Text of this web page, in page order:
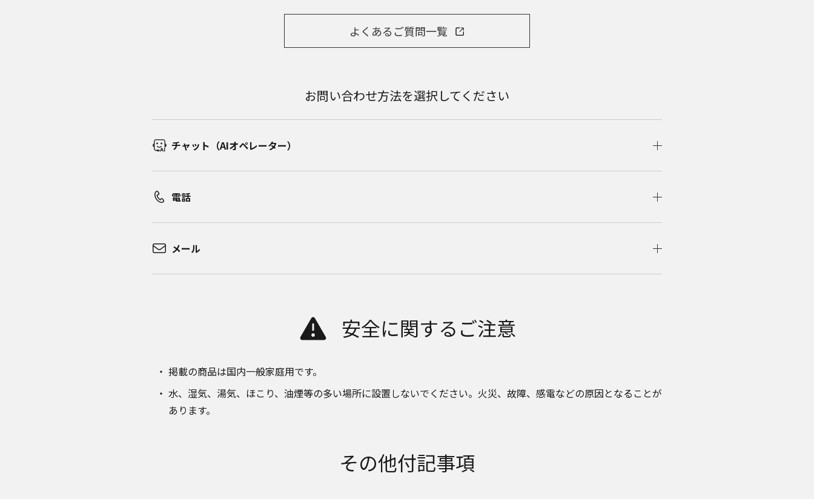
よくあるご質問一覧
お問い合わせ方法を選択してください
チャット（AIオペレーター）​
電話
メール
安全に関するご注意
掲載の商品は国内一般家庭用です。
水、湿気、湯気、ほこり、油煙等の多い場所に設置しないでください。火災、故障、感電などの原因となることが
あります。
その他付記事項